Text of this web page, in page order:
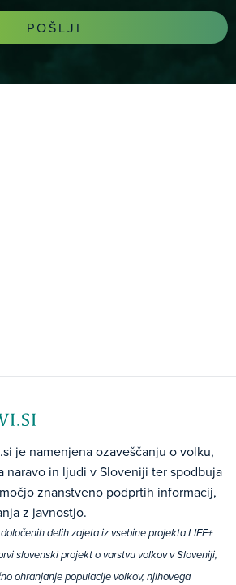
POŠLJI
je namenjena ozaveščanju o volku,
naravo in ljudi v Sloveniji ter spodbuja
znanstveno podprtih informacij,
z javnostjo.
delih zajeta iz vsebine projekta LIFE+
slovenski projekt o varstvu volkov v Sloveniji,
ohranjanje populacije volkov, njihovega